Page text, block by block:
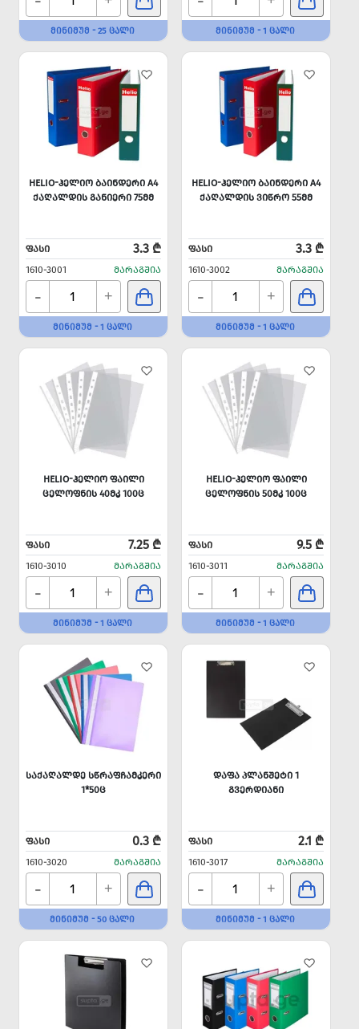
ᲛᲘᲜᲘᲛᲣᲛ - 25 ᲪᲐᲚᲘ ᲛᲘᲜᲘᲛᲣᲛ - 1 ᲪᲐᲚᲘ
HELIO-ᲰᲔᲚᲘᲝ ᲑᲐᲘᲜᲓᲔᲠᲘ A4
ᲥᲐᲦᲐᲚᲓᲘᲡ ᲒᲐᲜᲘᲔᲠᲘ 75ᲛᲛ
ᲤᲐᲡᲘ 3.3 ₾
1610-3001 ᲛᲐᲠᲐᲒᲨᲘᲐ
- +
ᲛᲘᲜᲘᲛᲣᲛ - 1 ᲪᲐᲚᲘ
HELIO-ᲰᲔᲚᲘᲝ ᲑᲐᲘᲜᲓᲔᲠᲘ A4
ᲥᲐᲦᲐᲚᲓᲘᲡ ᲕᲘᲬᲠᲝ 55ᲛᲛ
ᲤᲐᲡᲘ 3.3 ₾
1610-3002 ᲛᲐᲠᲐᲒᲨᲘᲐ
- +
ᲛᲘᲜᲘᲛᲣᲛ - 1 ᲪᲐᲚᲘ
HELIO-ᲰᲔᲚᲘᲝ ᲤᲐᲘᲚᲘ
ᲪᲔᲚᲝᲤᲜᲘᲡ 40ᲛᲙ 100Ც
ᲤᲐᲡᲘ 7.25 ₾
1610-3010 ᲛᲐᲠᲐᲒᲨᲘᲐ
- +
ᲛᲘᲜᲘᲛᲣᲛ - 1 ᲪᲐᲚᲘ
HELIO-ᲰᲔᲚᲘᲝ ᲤᲐᲘᲚᲘ
ᲪᲔᲚᲝᲤᲜᲘᲡ 50ᲛᲙ 100Ც
ᲤᲐᲡᲘ 9.5 ₾
1610-3011 ᲛᲐᲠᲐᲒᲨᲘᲐ
- +
ᲛᲘᲜᲘᲛᲣᲛ - 1 ᲪᲐᲚᲘ
ᲡᲐᲥᲐᲦᲐᲚᲓᲔ ᲡᲬᲠᲐᲤᲩᲐᲛᲙᲔᲠᲘ
1*50Ც
ᲤᲐᲡᲘ 0.3 ₾
1610-3020 ᲛᲐᲠᲐᲒᲨᲘᲐ
- +
ᲛᲘᲜᲘᲛᲣᲛ - 50 ᲪᲐᲚᲘ
ᲓᲐᲤᲐ ᲞᲚᲐᲜᲨᲔᲢᲘ 1
ᲒᲕᲔᲠᲓᲘᲐᲜᲘ
ᲤᲐᲡᲘ 2.1 ₾
1610-3017 ᲛᲐᲠᲐᲒᲨᲘᲐ
- +
ᲛᲘᲜᲘᲛᲣᲛ - 1 ᲪᲐᲚᲘ